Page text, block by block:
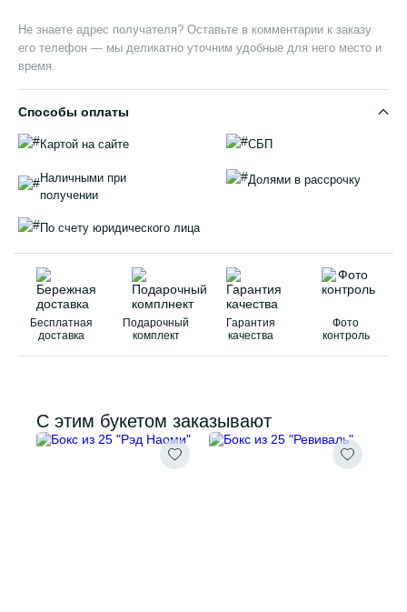
Не знаете адрес получателя? Оставьте в комментарии к заказу
его телефон — мы деликатно уточним удобные для него место и
время.
Способы оплаты
Картой на сайте СБП
Наличными при
получении
Долями в рассрочку
По счету юридического лица
Бесплатная
доставка
Подарочный
комплект
Гарантия
качества
Фото
контроль
С этим букетом заказывают